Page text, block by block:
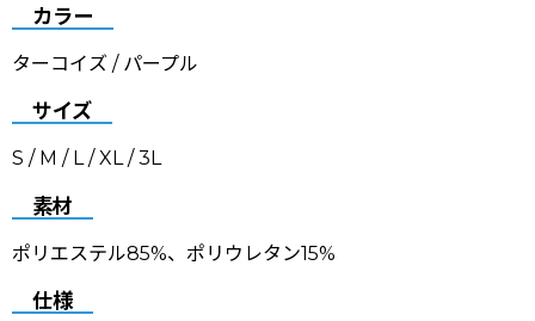
カラー
ターコイズ / パープル
サイズ
S / M / L / XL / 3L
素材
ポリエステル85%、ポリウレタン15%
仕様